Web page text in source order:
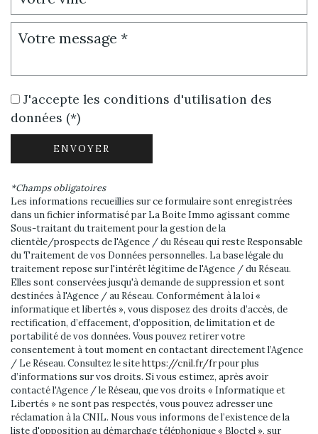
J'accepte les conditions d'utilisation des
données (*)
ENVOYER
*Champs obligatoires
Les informations recueillies sur ce formulaire sont enregistrées
dans un fichier informatisé par La Boite Immo agissant comme
Sous-traitant du traitement pour la gestion de la
clientèle/prospects de l'Agence / du Réseau qui reste Responsable
du Traitement de vos Données personnelles. La base légale du
traitement repose sur l'intérêt légitime de l'Agence / du Réseau.
Elles sont conservées jusqu'à demande de suppression et sont
destinées à l'Agence / au Réseau. Conformément à la loi «
informatique et libertés », vous disposez des droits d’accès, de
rectification, d’effacement, d’opposition, de limitation et de
portabilité de vos données. Vous pouvez retirer votre
consentement à tout moment en contactant directement l’Agence
/ Le Réseau. Consultez le sitehttps://cnil.fr/frpour plus
d’informations sur vos droits. Si vous estimez, après avoir
contacté l'Agence / le Réseau, que vos droits « Informatique et
Libertés » ne sont pas respectés, vous pouvez adresser une
réclamation à la CNIL. Nous vous informons de l’existence de la
liste d'opposition au démarchage téléphonique « Bloctel », sur